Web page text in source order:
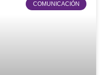
COMUNICACIÓN